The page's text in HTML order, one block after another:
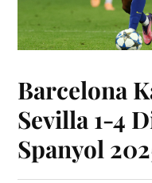
Barcelona
Sevilla 1-4
Spanyol